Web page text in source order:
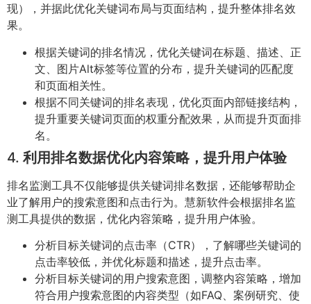
现），并据此优化关键词布局与页面结构，提升整体排名效
果。
根据关键词的排名情况，优化关键词在标题、描述、正
文、图片Alt标签等位置的分布，提升关键词的匹配度
和页面相关性。
根据不同关键词的排名表现，优化页面内部链接结构，
提升重要关键词页面的权重分配效果，从而提升页面排
名。
4.利用排名数据优化内容策略，提升用户体验
排名监测工具不仅能够提供关键词排名数据，还能够帮助企
业了解用户的搜索意图和点击行为。慧新软件会根据排名监
测工具提供的数据，优化内容策略，提升用户体验。
分析目标关键词的点击率（CTR），了解哪些关键词的
点击率较低，并优化标题和描述，提升点击率。
分析目标关键词的用户搜索意图，调整内容策略，增加
符合用户搜索意图的内容类型（如FAQ、案例研究、使